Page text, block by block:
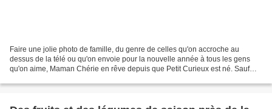
Faire une jolie photo de famille, du genre de celles qu'on accroche au
dessus de la télé ou qu'on envoie pour la nouvelle année à tous les gens
qu'on aime, Maman Chérie en rêve depuis que Petit Curieux est né. Sauf